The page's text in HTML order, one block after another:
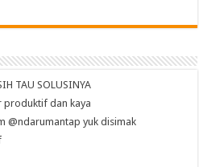
TAU SOLUSINYA
produktif dan kaya
@ndarumantap yuk disimak